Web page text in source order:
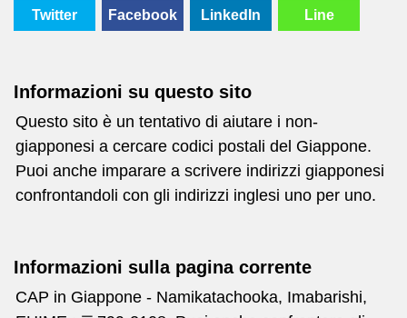
Twitter Facebook LinkedIn Line
Informazioni su questo sito
Questo sito è un tentativo di aiutare i non-
giapponesi a cercare codici postali del Giappone.
Puoi anche imparare a scrivere indirizzi giapponesi
confrontandoli con gli indirizzi inglesi uno per uno.
Informazioni sulla pagina corrente
CAP in Giappone - Namikatachooka, Imabarishi,